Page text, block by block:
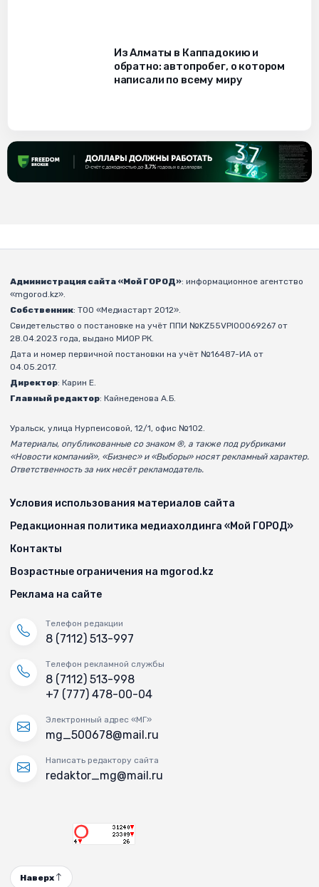
Из Алматы в Каппадокию и
обратно: автопробег, о котором
написали по всему миру
Администрация сайта «Мой ГОРОД»: информационное агентство
«mgorod.kz».
Собственник: ТОО «Медиастарт 2012».
Свидетельство о постановке на учёт ППИ №KZ55VPI00069267 от
28.04.2023 года, выдано МИОР РК.
Дата и номер первичной постановки на учёт №16487-ИА от
04.05.2017.
Директор: Карин Е.
Главный редактор: Кайнеденова А.Б.
Уральск, улица Нурпеисовой, 12/1, офис №102.
Материалы, опубликованные со знаком ®, а также под рубриками
«Новости компаний», «Бизнес» и «Выборы» носят рекламный характер.
Ответственность за них несёт рекламодатель.
Условия использования материалов сайта
Редакционная политика медиахолдинга «Мой ГОРОД»
Контакты
Возрастные ограничения на mgorod.kz
Реклама на сайте
Телефон редакции
8 (7112) 513-997
Телефон рекламной службы
8 (7112) 513-998
+7 (777) 478-00-04
Электронный адрес «МГ»
mg_500678@mail.ru
Написать редактору сайта
redaktor_mg@mail.ru
Наверх